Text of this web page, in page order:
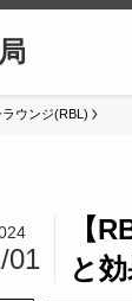
ウンジ(RBL)
【
と
01